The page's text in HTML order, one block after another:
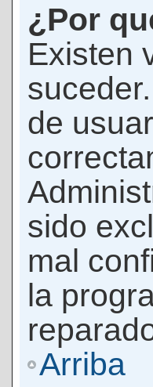
¿Por
Existen
de
sido
mal
la
Arriba